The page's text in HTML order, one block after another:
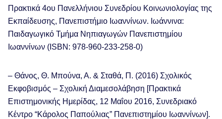
Πρακτικά 4ου Πανελλήνιου Συνεδρίου Κοινωνιολογίας της
Εκπαίδευσης, Πανεπιστήμιο Ιωαννίνων. Ιωάννινα:
Παιδαγωγικό Τμήμα Νηπιαγωγών Πανεπιστημίου
Ιωαννίνων (ISBN: 978-960-233-258-0)
– Θάνος, Θ. Μπούνα, Α. & Σταθά, Π. (2016) Σχολικός
Εκφοβισμός – Σχολική Διαμεσολάβηση [Πρακτικά
Επιστημονικής Ημερίδας, 12 Μαΐου 2016, Συνεδριακό
Κέντρο “Κάρολος Παπούλιας” Πανεπιστημίου Ιωαννίνων].